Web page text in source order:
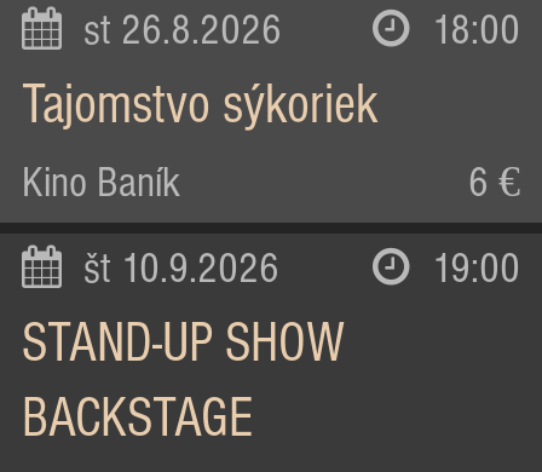
st 26.8.2026 18:00
Tajomstvo sýkoriek
Kino Baník 6 €
št 10.9.2026 19:00
STAND-UP SHOW
BACKSTAGE